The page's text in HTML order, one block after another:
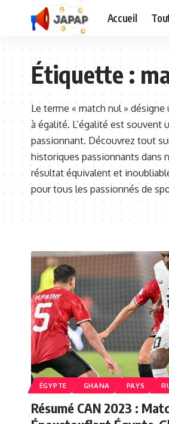
Accueil
Étiquette :
Le terme « match nul »
à égalité. L’égalité est souvent
passionnant. Découvrez tout
historiques passionnants dans
résultat équivalent et
pour tous les passionnés de
ÉGYPTE GHANA PAYS
Résumé CAN 2023 :